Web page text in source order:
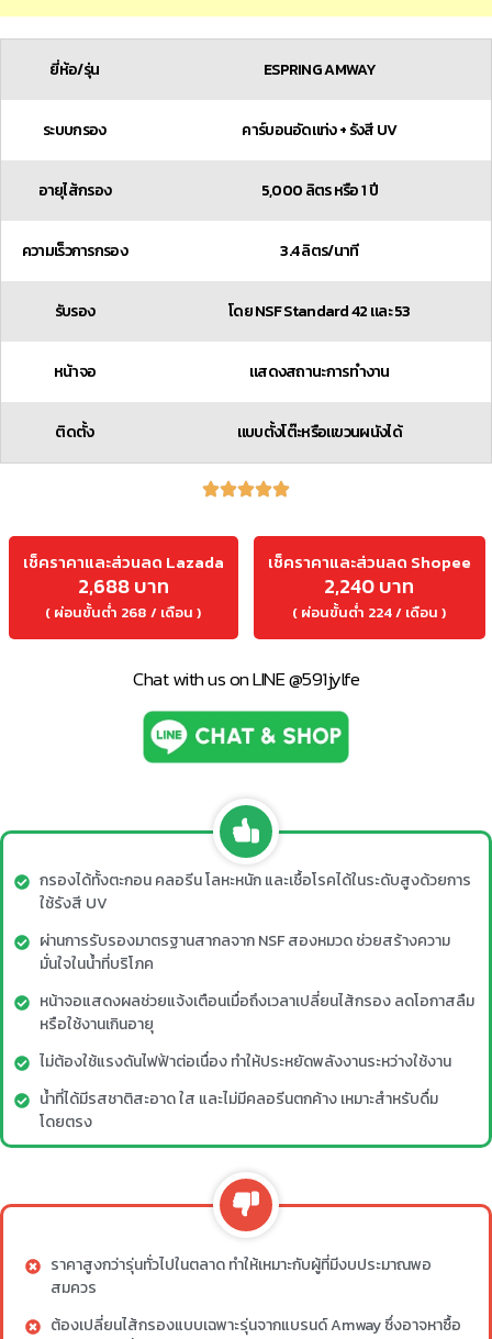
ยี่ห้อ/รุ่น ESPRING AMWAY
ระบบกรอง คาร์บอนอัดแท่ง + รังสี UV
อายุไส้กรอง 5,000 ลิตร หรือ 1 ปี
ความเร็วการกรอง 3.4 ลิตร/นาที
รับรอง โดย NSF Standard 42 และ 53
หน้าจอ แสดงสถานะการทำงาน
ติดตั้ง แบบตั้งโต๊ะหรือแขวนผนังได้
เช็คราคาและส่วนลด Lazada
2,688 บาท
( ผ่อนขั้นต่ำ 268 / เดือน )
เช็คราคาและส่วนลด Shopee
2,240 บาท
( ผ่อนขั้นต่ำ 224 / เดือน )
Chat with us on LINE @591jylfe
กรองได้ทั้งตะกอน คลอรีน โลหะหนัก และเชื้อโรคได้ในระดับสูงด้วยการ
ใช้รังสี UV
ผ่านการรับรองมาตรฐานสากลจาก NSF สองหมวด ช่วยสร้างความ
มั่นใจในน้ำที่บริโภค
หน้าจอแสดงผลช่วยแจ้งเตือนเมื่อถึงเวลาเปลี่ยนไส้กรอง ลดโอกาสลืม
หรือใช้งานเกินอายุ
ไม่ต้องใช้แรงดันไฟฟ้าต่อเนื่อง ทำให้ประหยัดพลังงานระหว่างใช้งาน
น้ำที่ได้มีรสชาติสะอาด ใส และไม่มีคลอรีนตกค้าง เหมาะสำหรับดื่ม
โดยตรง
ราคาสูงกว่ารุ่นทั่วไปในตลาด ทำให้เหมาะกับผู้ที่มีงบประมาณพอ
สมควร
ต้องเปลี่ยนไส้กรองแบบเฉพาะรุ่นจากแบรนด์ Amway ซึ่งอาจหาซื้อ